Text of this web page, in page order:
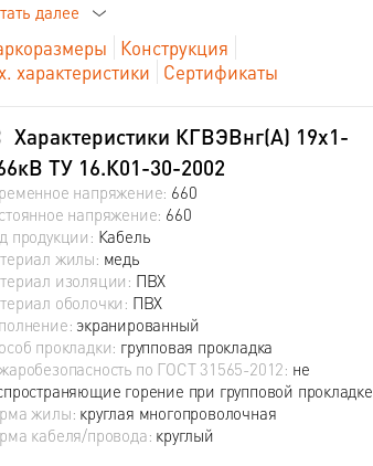
далее
Конструкция
характеристики
Сертификаты
Характеристики КГВЭВнг(А) 19х1-
ТУ 16.К01-30-2002
напряжение: 660
напряжение: 660
продукции: Кабель
жилы: медь
изоляции: ПВХ
оболочки: ПВХ
экранированный
прокладки: групповая прокладка
по ГОСТ 31565-2012: не
горение при групповой прокладке
жилы: круглая многопроволочная
кабеля/провода: круглый